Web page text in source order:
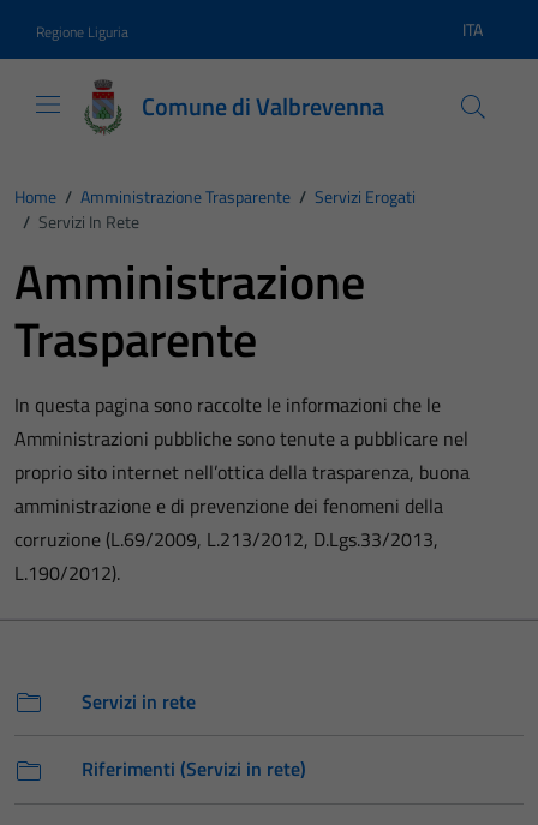
Regione Liguria Lingua
ITA
Comune di Valbrevenna
Home / Amministrazione Trasparente / Servizi Erogati
/ Servizi In Rete
Amministrazione
Trasparente
In questa pagina sono raccolte le informazioni che le
Amministrazioni pubbliche sono tenute a pubblicare nel
proprio sito internet nell’ottica della trasparenza, buona
amministrazione e di prevenzione dei fenomeni della
corruzione (L.69/2009, L.213/2012, D.Lgs.33/2013,
L.190/2012).
Servizi in rete
Riferimenti (Servizi in rete)